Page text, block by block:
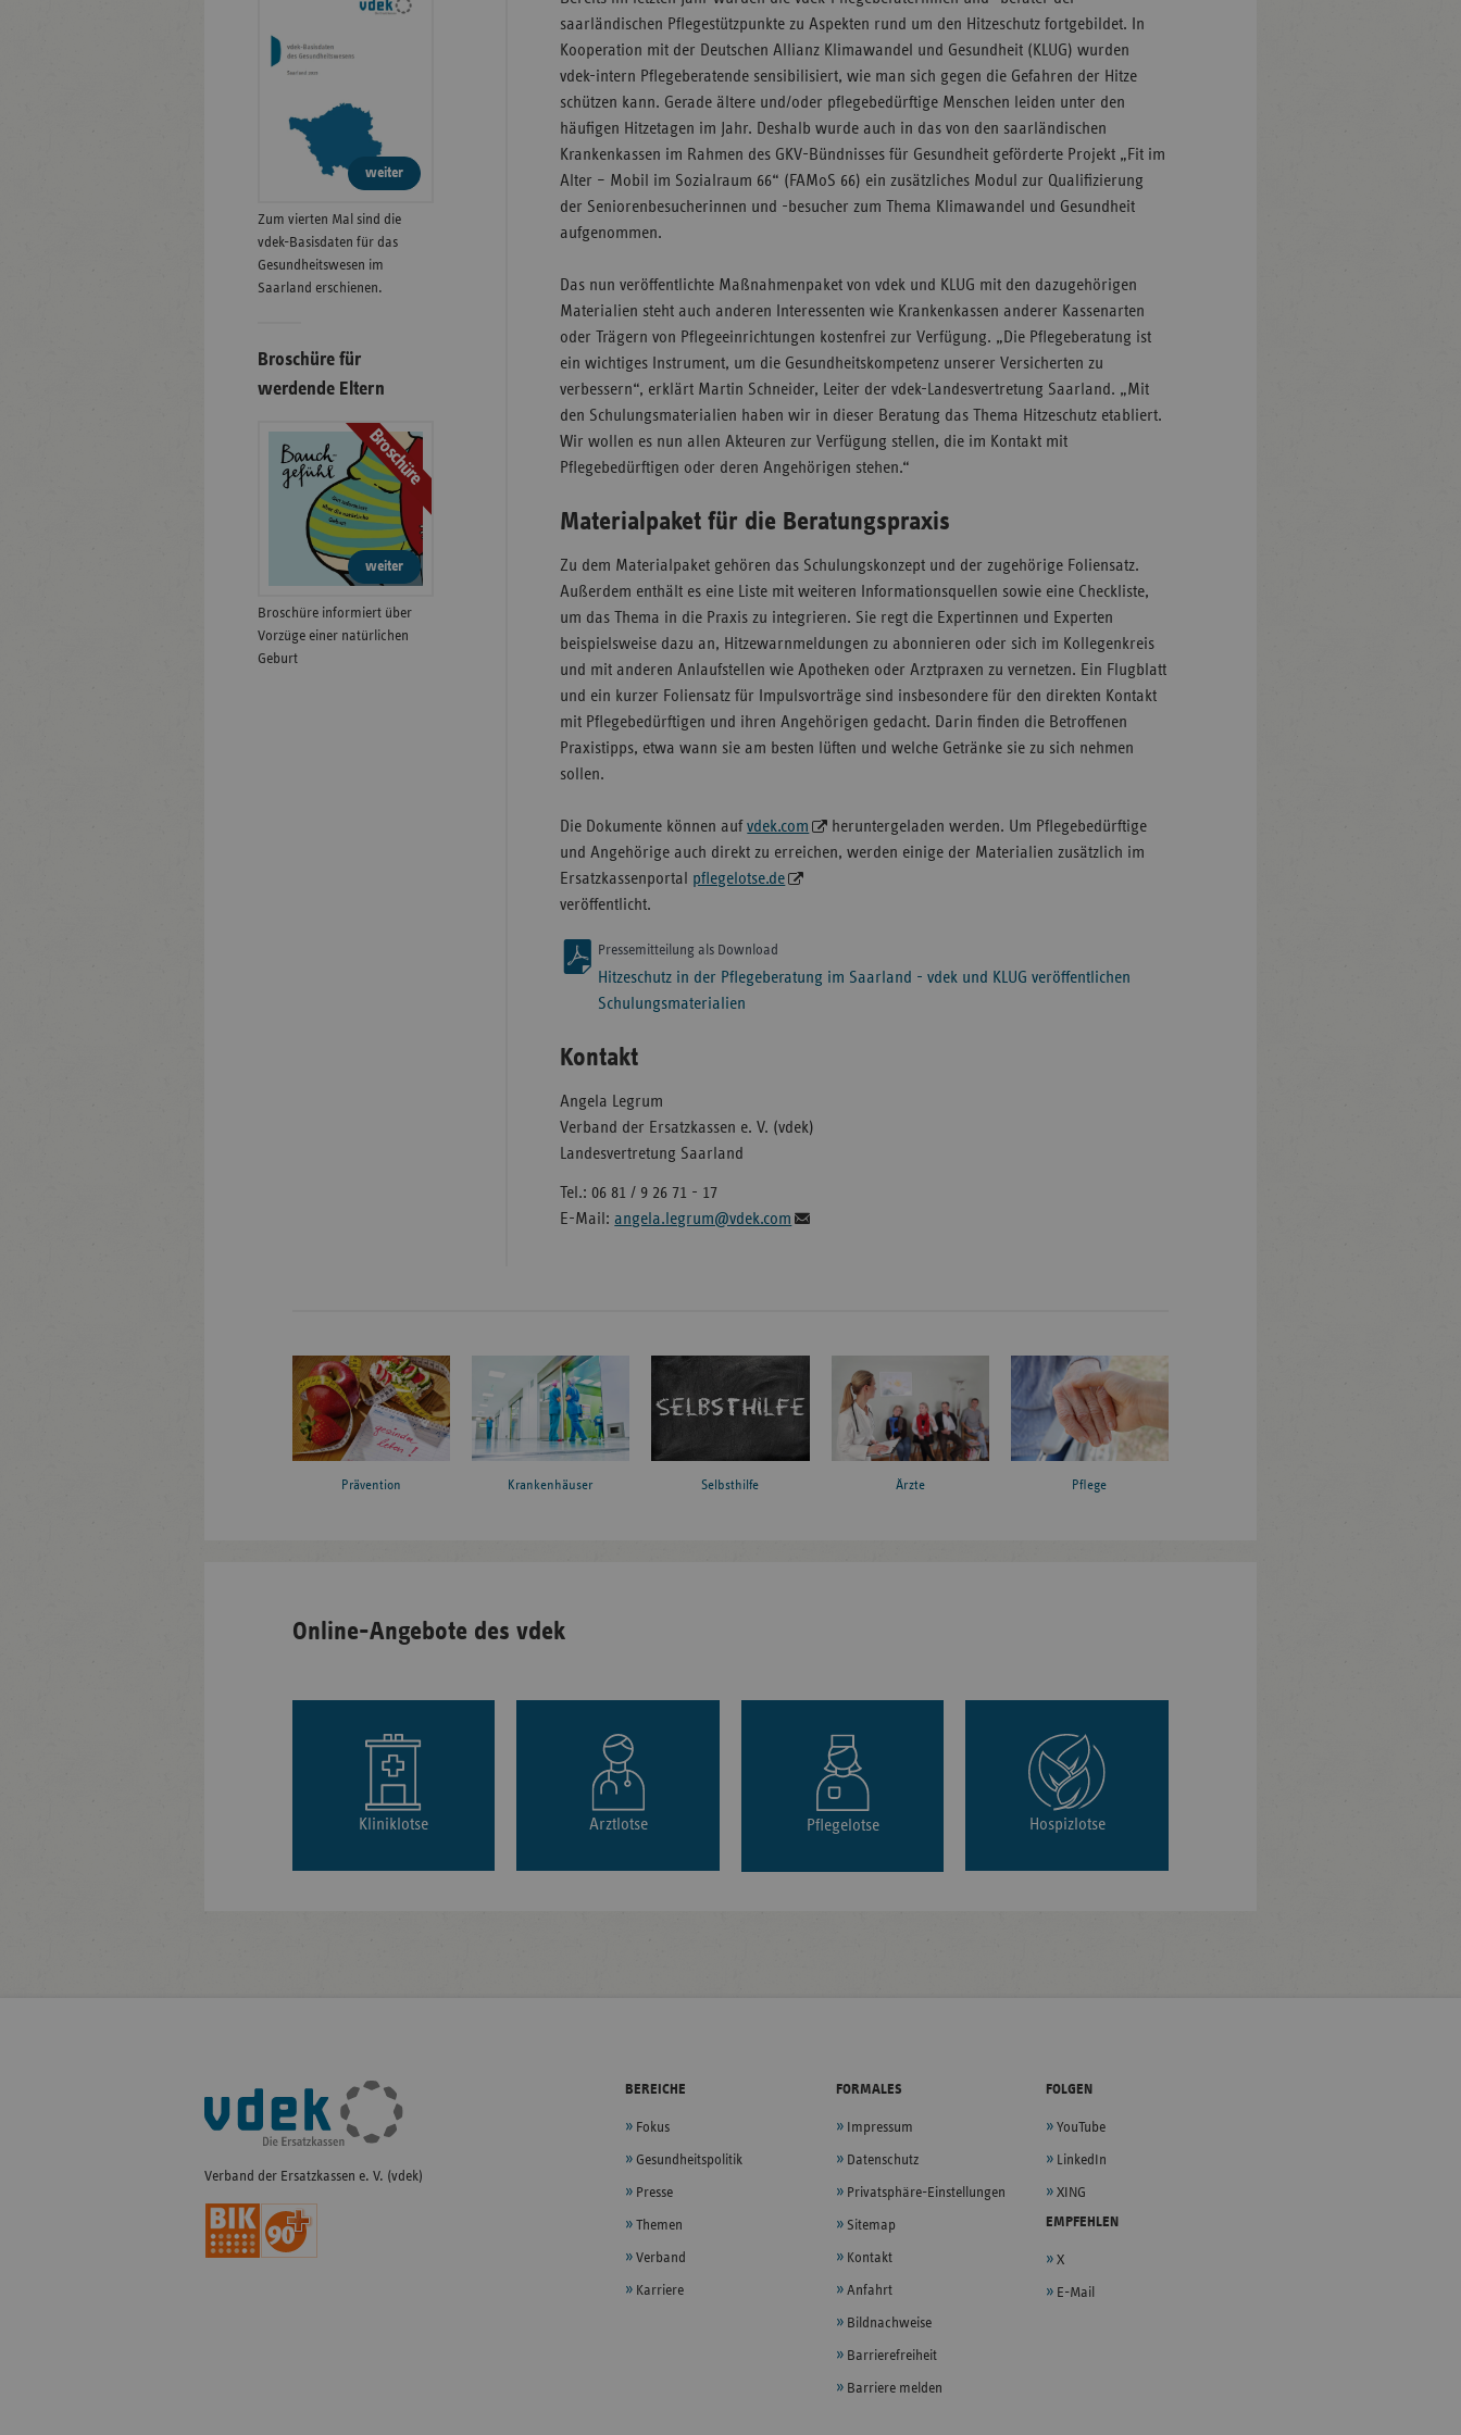
saarländischen Pflegestützpunkte zu Aspekten rund um den Hitzeschutz fortgebildet. In
Kooperation mit der Deutschen Allianz Klimawandel und Gesundheit (KLUG) wurden
vdek-intern Pflegeberatende sensibilisiert, wie man sich gegen die Gefahren der Hitze
schützen kann. Gerade ältere und/oder pflegebedürftige Menschen leiden unter den
häufigen Hitzetagen im Jahr. Deshalb wurde auch in das von den saarländischen
Krankenkassen im Rahmen des GKV-Bündnisses für Gesundheit geförderte Projekt „Fit im
Alter – Mobil im Sozialraum 66“ (FAMoS 66) ein zusätzliches Modul zur Qualifizierung
der Seniorenbesucherinnen und -besucher zum Thema Klimawandel und Gesundheit
aufgenommen.
Das nun veröffentlichte Maßnahmenpaket von vdek und KLUG mit den dazugehörigen
Materialien steht auch anderen Interessenten wie Krankenkassen anderer Kassenarten
oder Trägern von Pflegeeinrichtungen kostenfrei zur Verfügung. „Die Pflegeberatung ist
ein wichtiges Instrument, um die Gesundheitskompetenz unserer Versicherten zu
verbessern“, erklärt Martin Schneider, Leiter der vdek-Landesvertretung Saarland. „Mit
den Schulungsmaterialien haben wir in dieser Beratung das Thema Hitzeschutz etabliert.
Wir wollen es nun allen Akteuren zur Verfügung stellen, die im Kontakt mit
Pflegebedürftigen oder deren Angehörigen stehen.“
Materialpaket für die Beratungspraxis
Zu dem Materialpaket gehören das Schulungskonzept und der zugehörige Foliensatz.
Außerdem enthält es eine Liste mit weiteren Informationsquellen sowie eine Checkliste,
um das Thema in die Praxis zu integrieren. Sie regt die Expertinnen und Experten
beispielsweise dazu an, Hitzewarnmeldungen zu abonnieren oder sich im Kollegenkreis
und mit anderen Anlaufstellen wie Apotheken oder Arztpraxen zu vernetzen. Ein Flugblatt
und ein kurzer Foliensatz für Impulsvorträge sind insbesondere für den direkten Kontakt
mit Pflegebedürftigen und ihren Angehörigen gedacht. Darin finden die Betroffenen
Praxistipps, etwa wann sie am besten lüften und welche Getränke sie zu sich nehmen
sollen.
Die Dokumente können aufvdek.com
heruntergeladen werden. Um Pflegebedürftige
und Angehörige auch direkt zu erreichen, werden einige der Materialien zusätzlich im
Ersatzkassenportal pflegelotse.de
veröffentlicht.
Pressemitteilung als Download
Hitzeschutz in der Pflegeberatung im Saarland - vdek und KLUG veröffentlichen
Schulungsmaterialien
Kontakt
Angela Legrum
Verband der Ersatzkassen e. V. (vdek)
Landesvertretung Saarland
Tel.: 06 81 / 9 26 71 - 17
E-Mail: angela.legrum@vdek.com
weiter
Zum vierten Mal sind die
vdek-Basisdaten für das
Gesundheitswesen im
Saarland erschienen.
Broschüre für
werdende Eltern
Broschüre
weiter
Broschüre informiert über
Vorzüge einer natürlichen
Geburt
Prävention Krankenhäuser Selbsthilfe Ärzte Pflege
Online-Angebote des vdek
Kliniklotse Arztlotse Pflegelotse Hospizlotse
Fußleisten-
Navigation
Verband der Ersatzkassen e. V. (vdek)
BEREICHE
Fokus
Gesundheitspolitik
Presse
Themen
Verband
Karriere
FORMALES
Impressum
Datenschutz
Privatsphäre-Einstellungen
Sitemap
Kontakt
Anfahrt
Bildnachweise
Barrierefreiheit
Barriere melden
FOLGEN
YouTube
LinkedIn
XING
EMPFEHLEN
X
E-Mail